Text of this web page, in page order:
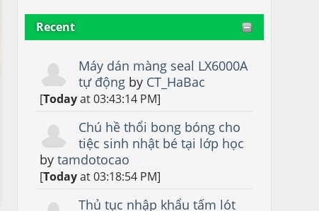
Recent
Máy dán màng seal LX6000A
tự độngby CT_HaBac
[Todayat 03:43:14 PM]
Chú hề thổi bong bóng cho
tiệc sinh nhật bé tại lớp học
bytamdotocao
[Todayat 03:18:54 PM]
Thủ tục nhập khẩu tấm lót